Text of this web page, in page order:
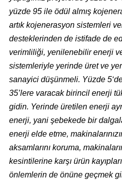
yüzde 95 ile ödül almış
artık kojenerasyon sistemleri
desteklerinden de istifade de
verimliliği, yenilenebilir enerji
sistemleriyle yerinde üret ve
sanayici düşünmeli. Yüzde
35’lere varacak birincil enerji
gidin. Yerinde üretilen enerji
enerji, yani şebekede bir
enerji elde etme,
aksamlarını koruma,
kesintilerine karşı ürün
önlemlerin de önüne geçmek